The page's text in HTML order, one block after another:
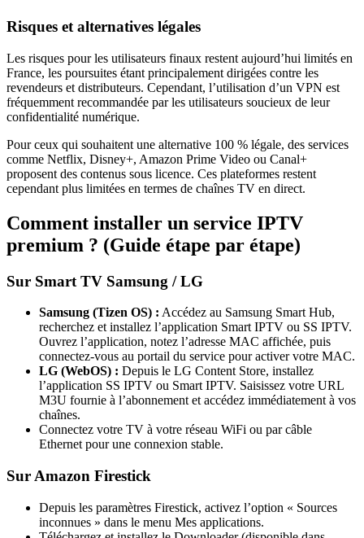
Risques et alternatives légales
Les risques pour les utilisateurs finaux restent aujourd’hui limités en
France, les poursuites étant principalement dirigées contre les
revendeurs et distributeurs. Cependant, l’utilisation d’un VPN est
fréquemment recommandée par les utilisateurs soucieux de leur
confidentialité numérique.
Pour ceux qui souhaitent une alternative 100 % légale, des services
comme Netflix, Disney+, Amazon Prime Video ou Canal+
proposent des contenus sous licence. Ces plateformes restent
cependant plus limitées en termes de chaînes TV en direct.
Comment installer un service IPTV
premium ? (Guide étape par étape)
Sur Smart TV Samsung / LG
Samsung (Tizen OS) : Accédez au Samsung Smart Hub,
recherchez et installez l’application Smart IPTV ou SS IPTV.
Ouvrez l’application, notez l’adresse MAC affichée, puis
connectez-vous au portail du service pour activer votre MAC.
LG (WebOS) : Depuis le LG Content Store, installez
l’application SS IPTV ou Smart IPTV. Saisissez votre URL
M3U fournie à l’abonnement et accédez immédiatement à vos
chaînes.
Connectez votre TV à votre réseau WiFi ou par câble
Ethernet pour une connexion stable.
Sur Amazon Firestick
Depuis les paramètres Firestick, activez l’option « Sources
inconnues » dans le menu Mes applications.